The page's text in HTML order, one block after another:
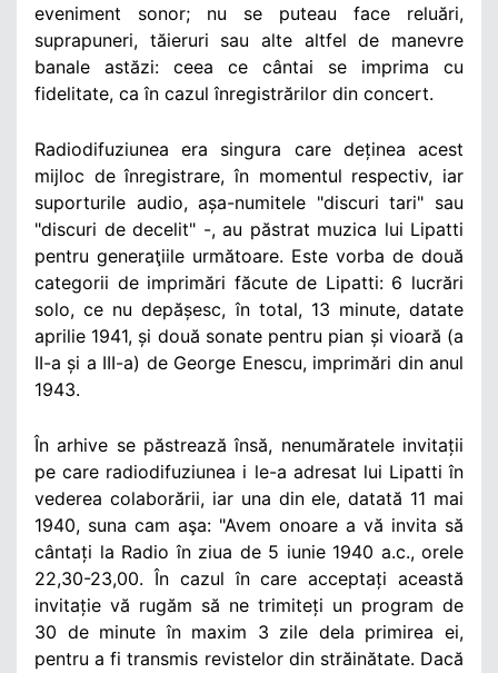
eveniment sonor; nu se puteau face reluări,
suprapuneri, tăieruri sau alte altfel de manevre
banale astăzi: ceea ce cântai se imprima cu
fidelitate, ca în cazul înregistrărilor din concert.
Radiodifuziunea era singura care deținea acest
mijloc de înregistrare, în momentul respectiv, iar
suporturile audio, așa-numitele "discuri tari" sau
"discuri de decelit" -, au păstrat muzica lui Lipatti
pentru generaţiile următoare. Este vorba de două
categorii de imprimări făcute de Lipatti: 6 lucrări
solo, ce nu depășesc, în total, 13 minute, datate
aprilie 1941, și două sonate pentru pian și vioară (a
II-a și a III-a) de George Enescu, imprimări din anul
1943.
În arhive se păstrează însă, nenumăratele invitații
pe care radiodifuziunea i le-a adresat lui Lipatti în
vederea colaborării, iar una din ele, datată 11 mai
1940, suna cam aşa: "Avem onoare a vă invita să
cântați la Radio în ziua de 5 iunie 1940 a.c., orele
22,30-23,00. În cazul în care acceptați această
invitație vă rugăm să ne trimiteți un program de
30 de minute în maxim 3 zile dela primirea ei,
pentru a fi transmis revistelor din străinătate. Dacă